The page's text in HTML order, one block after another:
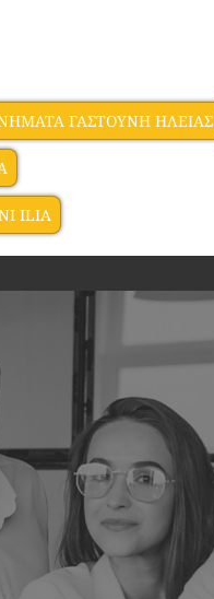
ΓΑΣΤΟΥΝΗ ΗΛΕΙΑΣ
ILIA